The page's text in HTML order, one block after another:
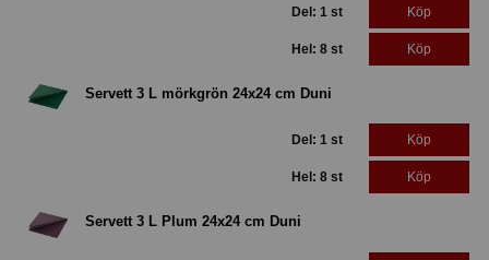
Del: 1 st Köp
Hel: 8 st Köp
Servett 3 L mörkgrön 24x24 cm Duni
Del: 1 st Köp
Hel: 8 st Köp
Servett 3 L Plum 24x24 cm Duni